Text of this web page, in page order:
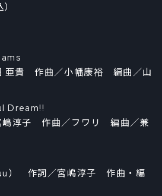
亜貴 作曲／小幡康裕 編曲／山
Dream!!
淳子 作曲／フワリ 編曲／兼
） 作詞／宮嶋淳子 作曲・編